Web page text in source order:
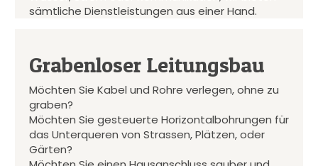
sämtliche Dienstleistungen aus einer Hand.
Grabenloser Leitungsbau
Möchten Sie Kabel und Rohre verlegen, ohne zu
graben?
Möchten Sie gesteuerte Horizontalbohrungen für
das Unterqueren von Strassen, Plätzen, oder
Gärten?